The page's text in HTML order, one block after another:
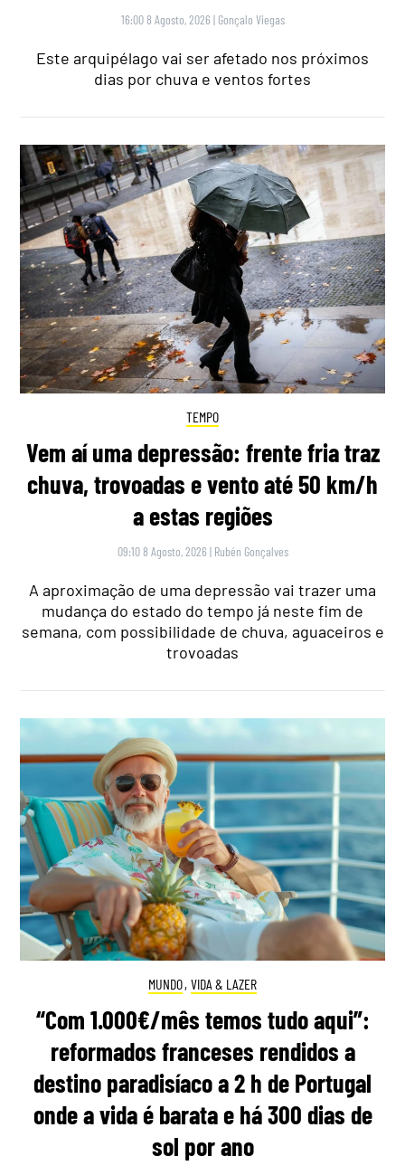
16:00 8 Agosto, 2026 | Gonçalo Viegas
Este arquipélago vai ser afetado nos próximos
dias por chuva e ventos fortes
TEMPO
Vem aí uma depressão: frente fria traz
chuva, trovoadas e vento até 50 km/h
a estas regiões
09:10 8 Agosto, 2026 | Rubén Gonçalves
A aproximação de uma depressão vai trazer uma
mudança do estado do tempo já neste fim de
semana, com possibilidade de chuva, aguaceiros e
trovoadas
MUNDO, VIDA & LAZER
“Com 1.000€/mês temos tudo aqui”:
reformados franceses rendidos a
destino paradisíaco a 2 h de Portugal
onde a vida é barata e há 300 dias de
sol por ano